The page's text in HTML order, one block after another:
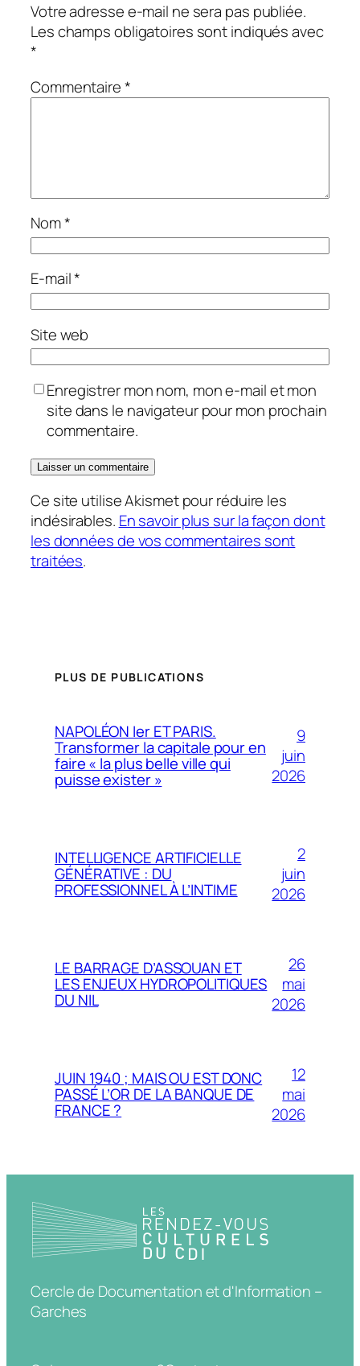
Votre adresse e-mail ne sera pas publiée.
Les champs obligatoires sont indiqués avec
*
Commentaire*
Nom*
E-mail*
Site web
Enregistrer mon nom, mon e-mail et mon
site dans le navigateur pour mon prochain
commentaire.
Ce site utilise Akismet pour réduire les
indésirables. En savoir plus sur la façon dont
les données de vos commentaires sont
traitées.
PLUS DE PUBLICATIONS
NAPOLÉON Ier ET PARIS.
Transformer la capitale pour en
faire « la plus belle ville qui
puisse exister »
9
juin
2026
INTELLIGENCE ARTIFICIELLE
GÉNÉRATIVE : DU
PROFESSIONNEL À L’INTIME
2
juin
2026
LE BARRAGE D’ASSOUAN ET
LES ENJEUX HYDROPOLITIQUES
DU NIL
26
mai
2026
JUIN 1940 ; MAIS OU EST DONC
PASSÉ L’OR DE LA BANQUE DE
FRANCE ?
12
mai
2026
Cercle de Documentation et d'Information –
Garches